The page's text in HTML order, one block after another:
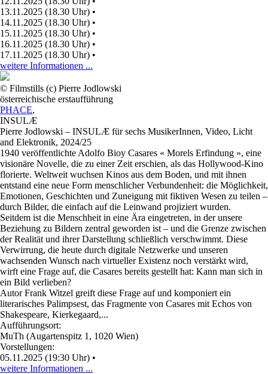
13.11.2025 (18.30 Uhr) •
14.11.2025 (18.30 Uhr) •
15.11.2025 (18.30 Uhr) •
16.11.2025 (18.30 Uhr) •
17.11.2025 (18.30 Uhr) •
weitere Informationen ...
© Filmstills (c) Pierre Jodlowski
österreichische erstaufführung
PHACE,
INSULÆ
Pierre Jodlowski – INSULÆ für sechs MusikerInnen, Video, Licht
and Elektronik, 2024/25
1940 veröffentlichte Adolfo Bioy Casares « Morels Erfindung », eine
visionäre Novelle, die zu einer Zeit erschien, als das Hollywood-Kino
florierte. Weltweit wuchsen Kinos aus dem Boden, und mit ihnen
entstand eine neue Form menschlicher Verbundenheit: die Möglichkeit,
Emotionen, Geschichten und Zuneigung mit fiktiven Wesen zu teilen –
durch Bilder, die einfach auf die Leinwand projiziert wurden.
Seitdem ist die Menschheit in eine Ära eingetreten, in der unsere
Beziehung zu Bildern zentral geworden ist – und die Grenze zwischen
der Realität und ihrer Darstellung schließlich verschwimmt. Diese
Verwirrung, die heute durch digitale Netzwerke und unseren
wachsenden Wunsch nach virtueller Existenz noch verstärkt wird,
wirft eine Frage auf, die Casares bereits gestellt hat: Kann man sich in
ein Bild verlieben?
Autor Frank Witzel greift diese Frage auf und komponiert ein
literarisches Palimpsest, das Fragmente von Casares mit Echos von
Shakespeare, Kierkegaard,...
Aufführungsort:
MuTh (Augartenspitz 1, 1020 Wien)
Vorstellungen:
05.11.2025 (19:30 Uhr) •
weitere Informationen ...